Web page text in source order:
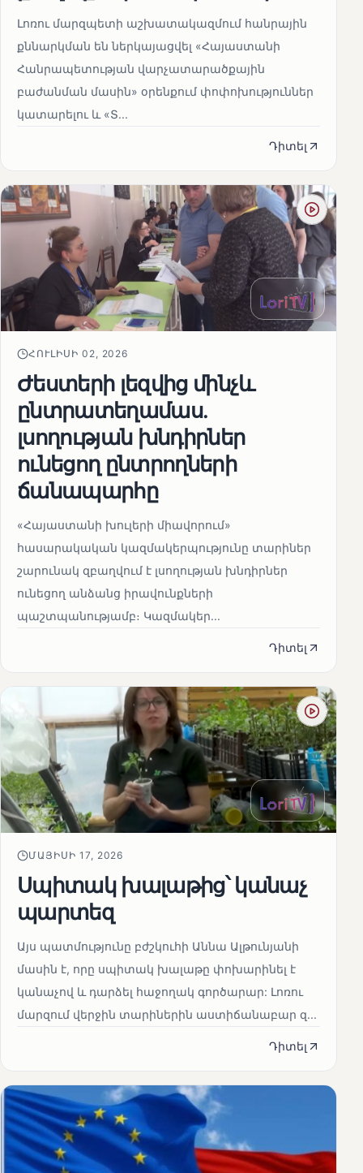
Լոռու մարզպետի աշխատակազմում հանրային
քննարկման են ներկայացվել «Հայաստանի
Հանրապետության վարչատարածքային
բաժանման մասին» օրենքում փոփոխություններ
կատարելու և «Տ...
Դիտել
ՀՈՒԼԻՍԻ 02, 2026
Ժեստերի լեզվից մինչև
ընտրատեղամաս.
լսողության խնդիրներ
ունեցող ընտրողների
ճանապարհը
«Հայաստանի խուլերի միավորում»
հասարակական կազմակերպությունը տարիներ
շարունակ զբաղվում է լսողության խնդիրներ
ունեցող անձանց իրավունքների
պաշտպանությամբ։ Կազմակեր...
Դիտել
ՄԱՅԻՍԻ 17, 2026
Սպիտակ խալաթից՝ կանաչ
պարտեզ
Այս պատմությունը բժշկուհի Աննա Ալթունյանի
մասին է, որը սպիտակ խալաթը փոխարինել է
կանաչով և դարձել հաջողակ գործարար: Լոռու
մարզում վերջին տարիներին աստիճանաբար զ...
Դիտել